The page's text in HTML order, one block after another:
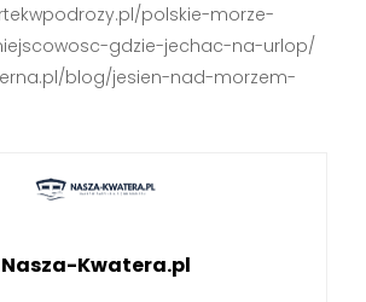
polskie-morze-
gdzie-jechac-na-urlop/
blog/jesien-nad-morzem-
Nasza-Kwatera.pl